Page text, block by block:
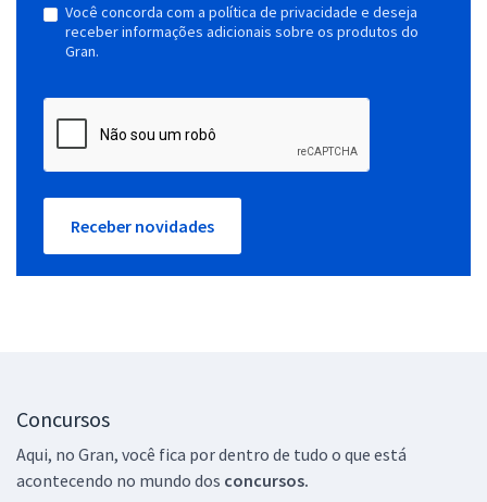
Você concorda com a política de privacidade e deseja
receber informações adicionais sobre os produtos do
Gran.
Receber novidades
Concursos
Aqui, no Gran, você fica por dentro de tudo o que está
acontecendo no mundo dos concursos.